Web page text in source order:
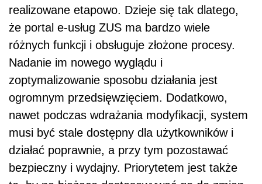
realizowane etapowo. Dzieje się tak dlatego,
że portal e-usług ZUS ma bardzo wiele
różnych funkcji i obsługuje złożone procesy.
Nadanie im nowego wyglądu i
zoptymalizowanie sposobu działania jest
ogromnym przedsięwzięciem. Dodatkowo,
nawet podczas wdrażania modyfikacji, system
musi być stale dostępny dla użytkowników i
działać poprawnie, a przy tym pozostawać
bezpieczny i wydajny. Priorytetem jest także